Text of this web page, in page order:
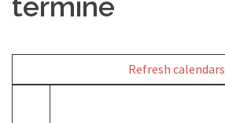
Refresh calendars